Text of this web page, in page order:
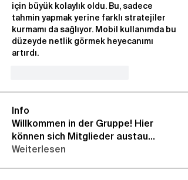
için büyük kolaylık oldu. Bu, sadece
tahmin yapmak yerine farklı stratejiler
kurmamı da sağlıyor. Mobil kullanımda bu
düzeyde netlik görmek heyecanımı
artırdı.
Info
Willkommen in der Gruppe! Hier
können sich Mitglieder austau...
Weiterlesen